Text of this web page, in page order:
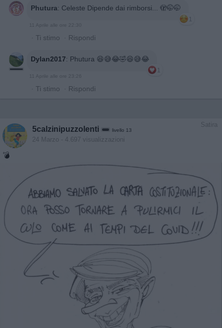
Phutura: Celeste Dipende dai rimborsi... 🫣🤭🤭
1
11 Aprile alle ore 22:30
· Ti stimo · Rispondi
Dylan2017: Phutura 😆😅😂🤣😆😅😂
1
11 Aprile alle ore 23:26
· Ti stimo · Rispondi
Satira
5calzinipuzzolenti livello 13
24 Marzo - 4.697 visualizzazioni
💣